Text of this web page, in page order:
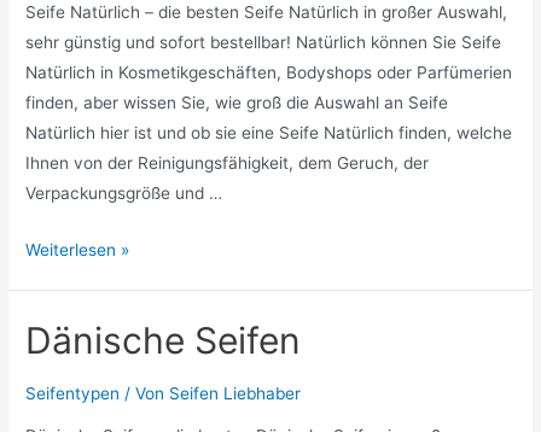
Seife Natürlich – die besten Seife Natürlich in großer Auswahl,
sehr günstig und sofort bestellbar! Natürlich können Sie Seife
Natürlich in Kosmetikgeschäften, Bodyshops oder Parfümerien
finden, aber wissen Sie, wie groß die Auswahl an Seife
Natürlich hier ist und ob sie eine Seife Natürlich finden, welche
Ihnen von der Reinigungsfähigkeit, dem Geruch, der
Verpackungsgröße und …
Seife
Weiterlesen »
Dänische Seifen
Seifentypen / Von Seifen Liebhaber